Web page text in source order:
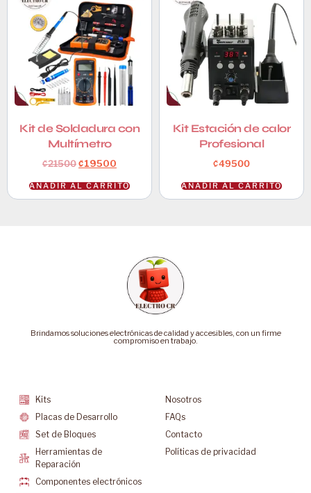
Kit de Soldadura con
Multímetro
₡21500₡19500
AÑADIR AL CARRITO
Kit Estación de calor
Profesional
₡49500
AÑADIR AL CARRITO
Brindamos soluciones electrónicas de calidad y accesibles, con un firme
compromiso en trabajo.
Kits
Placas de Desarrollo
Set de Bloques
Herramientas de
Reparación
Componentes electrónicos
Nosotros
FAQs
Contacto
Políticas de privacidad